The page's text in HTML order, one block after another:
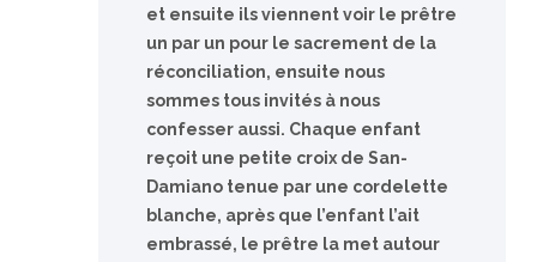
et ensuite ils viennent voir le prêtre
un par un pour le sacrement de la
réconciliation, ensuite nous
sommes tous invités à nous
confesser aussi. Chaque enfant
reçoit une petite croix de San-
Damiano tenue par une cordelette
blanche, après que l’enfant l’ait
embrassé, le prêtre la met autour